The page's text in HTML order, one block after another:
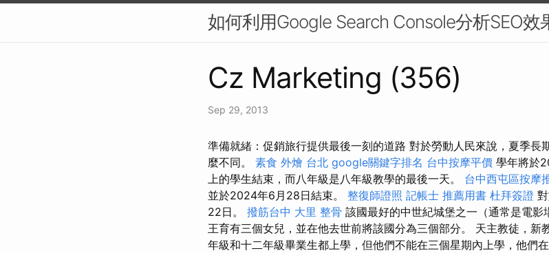
如何利用Google Search Console分析SEO效
Cz Marketing (356)
Sep 29, 2013
準備就緒：促銷旅行提供最後一刻的道路 對於勞動人民來說，夏季長
麼不同。 素食 外燴 台北 google關鍵字排名 台中按摩平價 學年將於
上的學生結束，而八年級是八年級教學的最後一天。 台中西屯區按摩
並於2024年6月28日結束。 整復師證照 記帳士 推薦用書 杜拜簽證
22日。 撥筋台中 大里 整骨 該國最好的中世紀城堡之一（通常是電影
王育有三個女兒，並在他去世前將該國分為三個部分。 天主教徒，新
年級和十二年級畢業生都上學，但他們不能在三個星期內上學，他們